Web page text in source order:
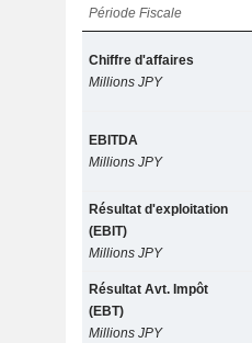
Période Fiscale
Chiffre d'affaires
Millions JPY
EBITDA
Millions JPY
Résultat d'exploitation
(EBIT)
Millions JPY
Résultat Avt. Impôt
(EBT)
Millions JPY